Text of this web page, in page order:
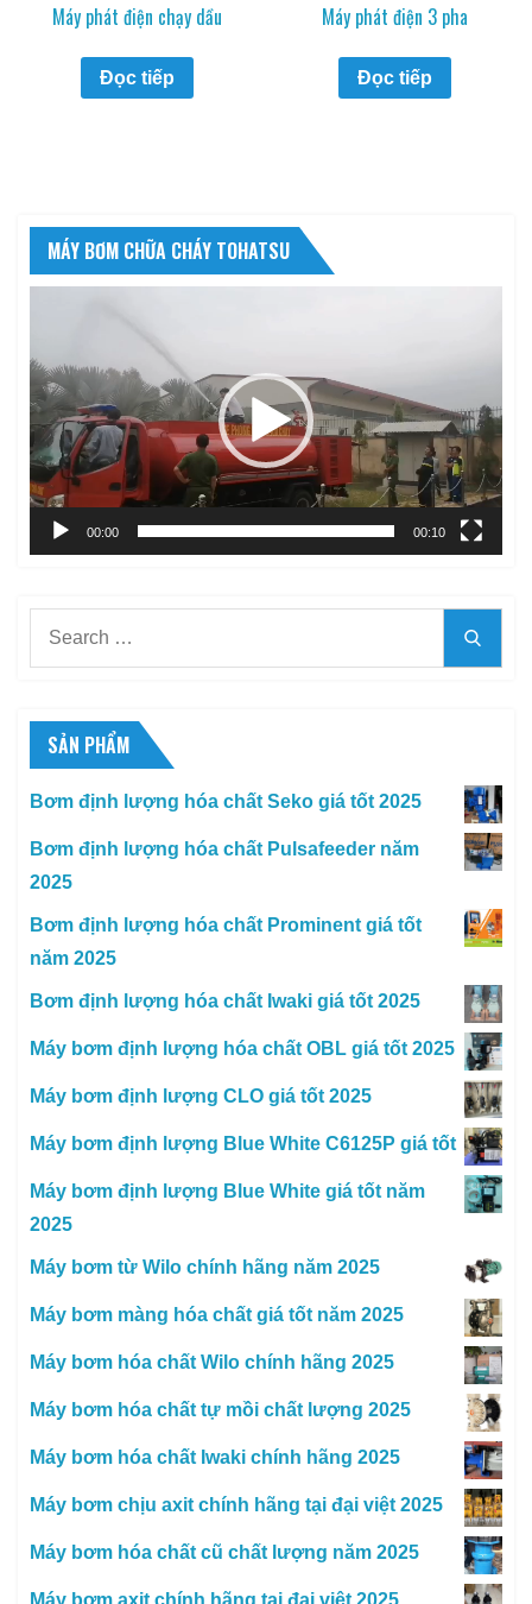
Máy phát điện chạy dầu
Đọc tiếp
Máy phát điện 3 pha
Đọc tiếp
MÁY BƠM CHỮA CHÁY TOHATSU
Video
00:00 00:10
SẢN PHẨM
Bơm định lượng hóa chất Seko giá tốt 2025
Bơm định lượng hóa chất Pulsafeeder năm
2025
Bơm định lượng hóa chất Prominent giá tốt
năm 2025
Bơm định lượng hóa chất Iwaki giá tốt 2025
Máy bơm định lượng hóa chất OBL giá tốt 2025
Máy bơm định lượng CLO giá tốt 2025
Máy bơm định lượng Blue White C6125P giá tốt
Máy bơm định lượng Blue White giá tốt năm
2025
Máy bơm từ Wilo chính hãng năm 2025
Máy bơm màng hóa chất giá tốt năm 2025
Máy bơm hóa chất Wilo chính hãng 2025
Máy bơm hóa chất tự mồi chất lượng 2025
Máy bơm hóa chất Iwaki chính hãng 2025
Máy bơm chịu axit chính hãng tại đại việt 2025
Máy bơm hóa chất cũ chất lượng năm 2025
Máy bơm axit chính hãng tại đại việt 2025